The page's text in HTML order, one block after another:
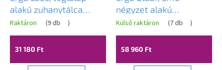
alakú zuhanytálca
120x70x5cm, akril,
fehér fényes, ERG-V06-
ACR-7012S-WH-CR
Raktáron (9 db )
31 180 Ft
négyzet alakú
zuhanytálca 90 x 90
cm, szürke matt, ERG-
GMA-OL-9090G
Külső raktáron (7 db )
58 960 Ft